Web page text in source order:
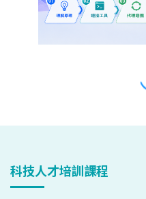
科技人才培訓課程